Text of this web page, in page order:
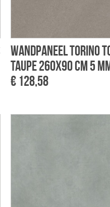
Wandpaneel Torino
taupe 260x90 cm 5
€ 128,58